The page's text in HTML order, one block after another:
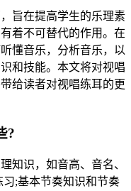
旨在提高学生的乐理素
着不可替代的作用。在
懂音乐，分析音乐，以
和技能。本文将对视唱
给读者对视唱练耳的更
?
知识，如音高、音名、
;基本节奏知识和节奏